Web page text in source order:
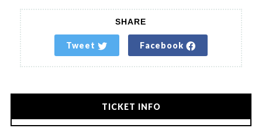
SHARE
Tweet Facebook
TICKET INFO